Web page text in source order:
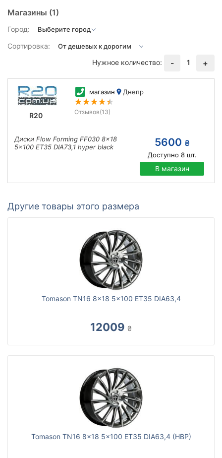
Магазины (1)
Город:
Сортировка:
Нужное количество:
- 1 +
R20
магазин Днепр
Отзывов(13)
Диски Flow Forming FF030 8x18
5x100 ET35 DIA73,1 hyper black
5600 ₴
Доступно 8шт.
В магазин
Другие товары этого размера
Tomason TN16 8x18 5x100 ET35 DIA63,4
12009 ₴
Tomason TN16 8x18 5x100 ET35 DIA63,4 (HBP)